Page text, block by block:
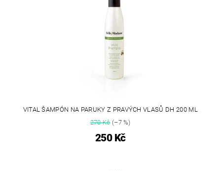
VITAL ŠAMPÓN NA PARUKY Z PRAVÝCH VLASŮ DH 200 ML
270 Kč(–7 %)
250 Kč